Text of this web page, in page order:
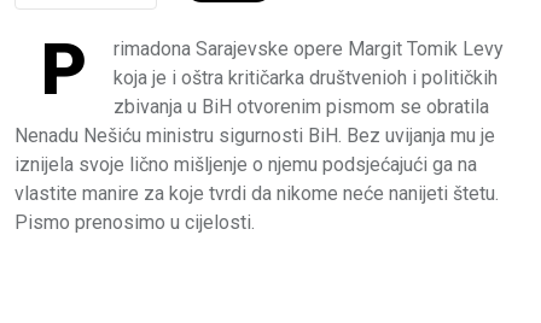
P
rimadona Sarajevske opere Margit Tomik Levy
koja je i oštra kritičarka društvenioh i političkih
zbivanja u BiH otvorenim pismom se obratila
Nenadu Nešiću ministru sigurnosti BiH. Bez uvijanja mu je
iznijela svoje lično mišljenje o njemu podsjećajući ga na
vlastite manire za koje tvrdi da nikome neće nanijeti štetu.
Pismo prenosimo u cijelosti.